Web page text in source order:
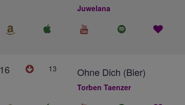
Juwelana
16 13 Ohne Dich (Bier)
Torben Taenzer